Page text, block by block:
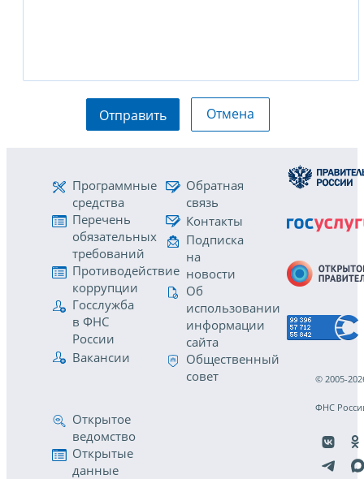
Отправить Отмена
Программные
средства
Перечень
обязательных
требований
Противодействие
коррупции
Госслужба
в ФНС
России
Вакансии
Обратная
связь
Контакты
Подписка
на
новости
Об
использовании
информации
сайта
Общественный
совет
Открытое
ведомство
Открытые
данные
© 2005-
ФНС